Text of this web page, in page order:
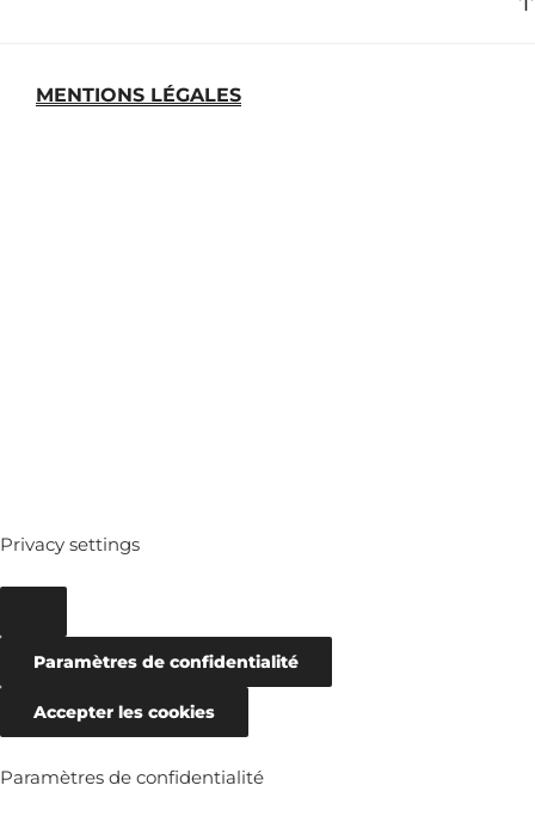
MENTIONS LÉGALES
Privacy settings
Paramètres de confidentialité
Accepter les cookies
Paramètres de confidentialité